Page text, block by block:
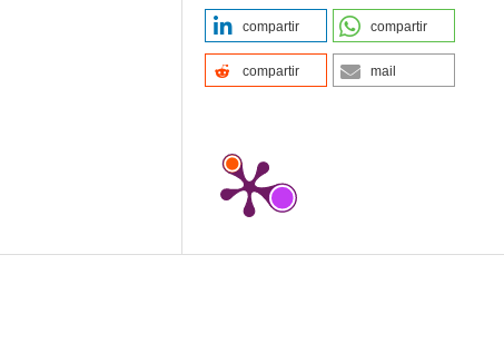
compartir compartir
compartir mail